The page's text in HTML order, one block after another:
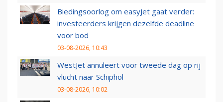
Biedingsoorlog om easyJet gaat verder:
investeerders krijgen dezelfde deadline
voor bod
03-08-2026, 10:43
WestJet annuleert voor tweede dag op rij
vlucht naar Schiphol
03-08-2026, 10:02